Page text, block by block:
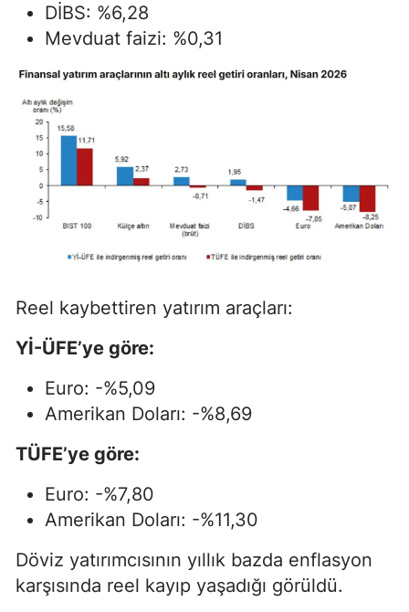
DİBS: %6,28
Mevduat faizi: %0,31
Reel kaybettiren yatırım araçları:
Yİ-ÜFE’ye göre:
Euro: -%5,09
Amerikan Doları: -%8,69
TÜFE’ye göre:
Euro: -%7,80
Amerikan Doları: -%11,30
Döviz yatırımcısının yıllık bazda enflasyon
karşısında reel kayıp yaşadığı görüldü.